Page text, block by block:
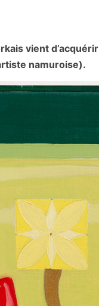
vient d’acquérir
namuroise).